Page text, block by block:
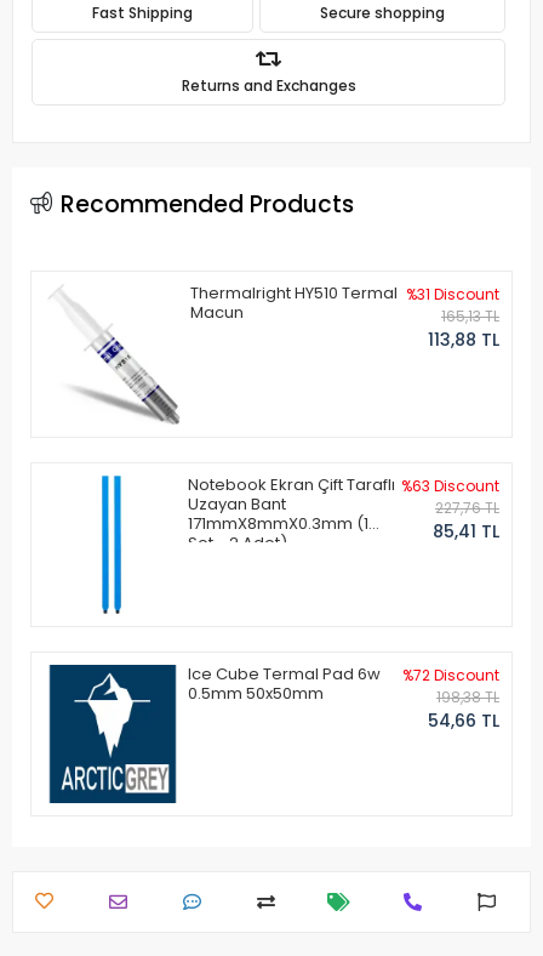
Fast Shipping Secure shopping
Returns and Exchanges
Recommended Products
Thermalright HY510 Termal
Macun
%31 Discount
165,13 TL
113,88 TL
Notebook Ekran Çift Taraflı
Uzayan Bant
171mmX8mmX0.3mm (1
Set - 2 Adet)
%63 Discount
227,76 TL
85,41 TL
Ice Cube Termal Pad 6w
0.5mm 50x50mm
%72 Discount
198,38 TL
54,66 TL